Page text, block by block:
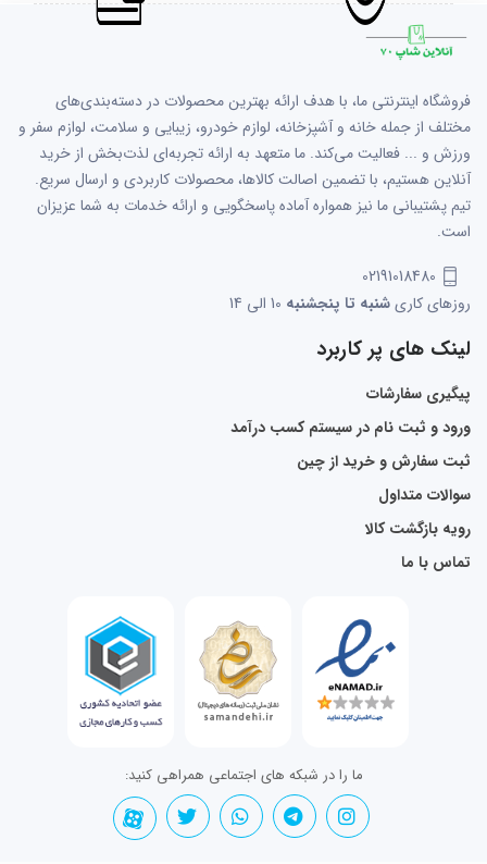
فروشگاه اینترنتی ما، با هدف ارائه بهترین محصولات در دسته‌بندی‌های
مختلف از جمله خانه و آشپزخانه، لوازم خودرو، زیبایی و سلامت، لوازم سفر و
ورزش و ... فعالیت می‌کند. ما متعهد به ارائه تجربه‌ای لذت‌بخش از خرید
آنلاین هستیم، با تضمین اصالت کالاها، محصولات کاربردی و ارسال سریع.
تیم پشتیبانی ما نیز همواره آماده پاسخگویی و ارائه خدمات به شما عزیزان
است.
02191018480
روزهای کاریشنبه تا پنجشنبه
لینک های پر کاربرد
پیگیری سفارشات
ورود و ثبت نام در سیستم کسب درآمد
ثبت سفارش و خرید از چین
سوالات متداول
رویه بازگشت کالا
تماس با ما
ما را در شبکه های اجتماعی همراهی کنید: